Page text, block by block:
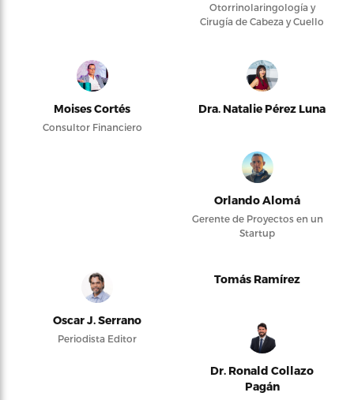
Otorrinolaringología y
Cirugía de Cabeza y Cuello
Moises Cortés
Consultor Financiero
Dra. Natalie Pérez Luna
Orlando Alomá
Gerente de Proyectos en un
Startup
Oscar J. Serrano
Periodista Editor
Tomás Ramírez
Dr. Ronald Collazo
Pagán